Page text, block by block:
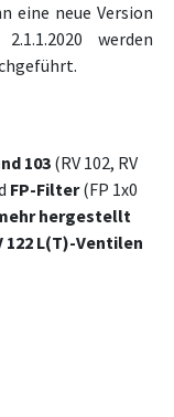
eine neue Version
werden
103 (RV 102, RV
FP-Filter(FP 1x0
hergestellt
122 L(T)-Ventilen